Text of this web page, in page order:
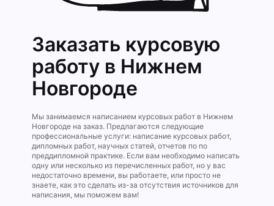
Заказать курсовую
работу в Нижнем
Новгороде
Мы занимаемся написанием курсовых работ в Нижнем
Новгороде на заказ. Предлагаются следующие
профессиональные услуги: написание курсовых работ,
дипломных работ, научных статей, отчетов по по
преддипломной практике. Если вам необходимо написать
одну или несколько из перечисленных работ, но у вас
недостаточно времени, вы работаете, или просто не
знаете, как это сделать из-за отсутствия источников для
написания, мы поможем вам!